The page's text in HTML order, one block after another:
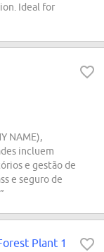
Ideal for
NAME),
incluem
e gestão de
e seguro de
Plant 1